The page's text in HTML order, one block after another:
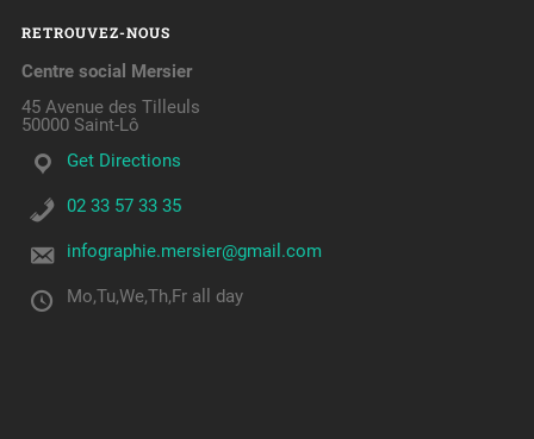
RETROUVEZ-NOUS
Centre social Mersier
45 Avenue des Tilleuls
50000 Saint-Lô
Get Directions
02 33 57 33 35
infographie.mersier@gmail.com
Mo,Tu,We,Th,Fr all day